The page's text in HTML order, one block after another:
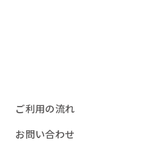
ご利用の流れ
お問い合わせ